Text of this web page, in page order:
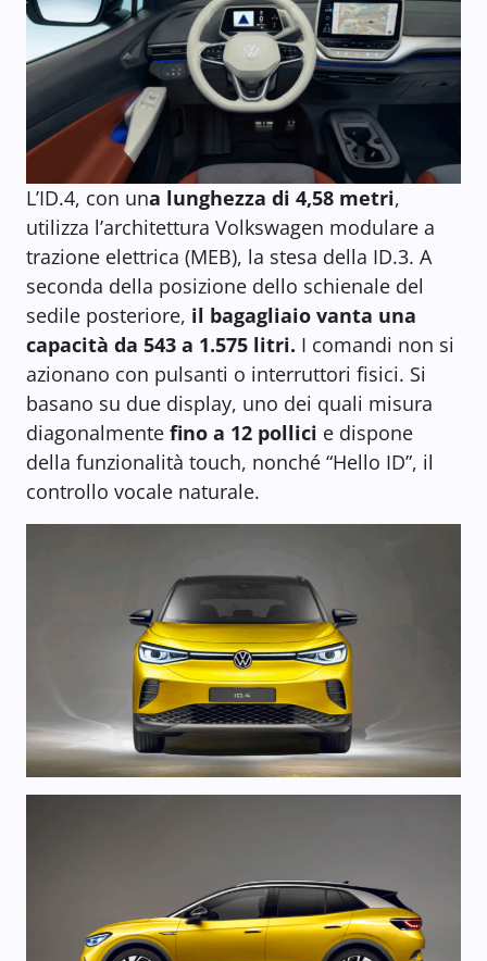
L’ID.4, con una lunghezza di 4,58 metri,
utilizza l’architettura Volkswagen modulare a
trazione elettrica (MEB), la stesa della ID.3. A
seconda della posizione dello schienale del
sedile posteriore, il bagagliaio vanta una
capacità da 543 a 1.575 litri. I comandi non si
azionano con pulsanti o interruttori fisici. Si
basano su due display, uno dei quali misura
diagonalmente fino a 12 pollici e dispone
della funzionalità touch, nonché “Hello ID”, il
controllo vocale naturale.